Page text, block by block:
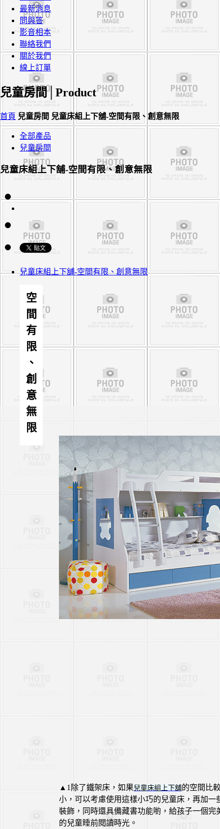
最新消息
問與答
影音相本
聯絡我們
關於我們
線上訂單
兒童房間│ Product
首頁 兒童房間 兒童床組上下舖-空間有限、創意無限
全部產品
兒童房間
兒童床組上下舖-空間有限、創意無限
兒童床組上下舖-空間有限、創意無限
空間有限、創意無限
▲1除了鐵架床，如果 兒童床組上下舖的空間比
小，可以考慮使用這樣小巧的兒童床，再加一
裝飾，同時還具備藏書功能喲，給孩子一個完
的兒童睡前閱讀時光。